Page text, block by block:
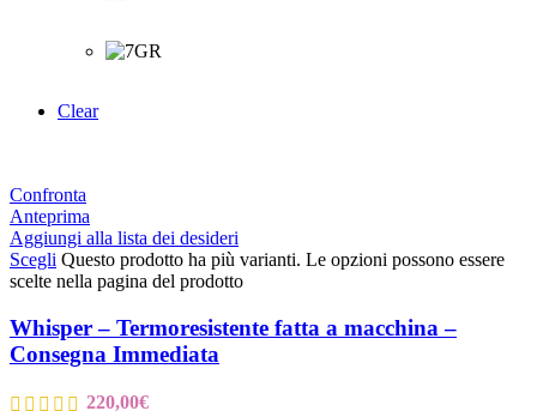
Clear
Confronta
Anteprima
Aggiungi alla lista dei desideri
Scegli Questo prodotto ha più varianti. Le opzioni possono essere
scelte nella pagina del prodotto
Whisper – Termoresistente fatta a macchina –
Consegna Immediata
220,00€